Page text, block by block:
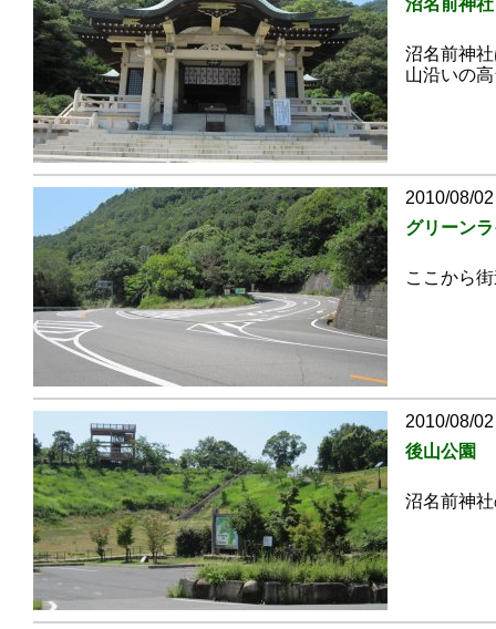
沼名前神社
沼名前神
山沿いの
2010/08/
グリーン
ここから
2010/08/
後山公園
沼名前神